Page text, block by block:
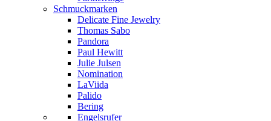
Schmuckmarken
Delicate Fine Jewelry
Thomas Sabo
Pandora
Paul Hewitt
Julie Julsen
Nomination
LaViida
Palido
Bering
Engelsrufer